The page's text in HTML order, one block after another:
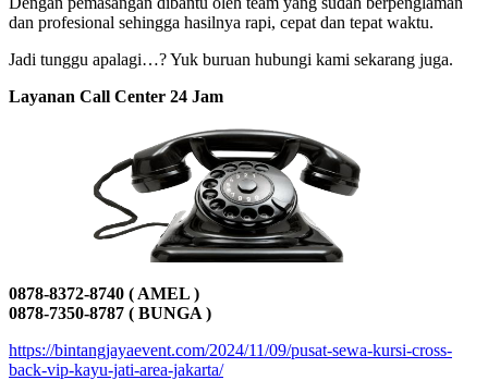
dan profesional sehingga hasilnya rapi, cepat dan tepat waktu.
Jadi tunggu apalagi…? Yuk buruan hubungi kami sekarang juga.
Layanan Call Center 24 Jam
0878-8372-8740 ( AMEL )
0878-7350-8787 ( BUNGA )
https://bintangjayaevent.com/2024/11/09/pusat-sewa-kursi-cross-
back-vip-kayu-jati-area-jakarta/